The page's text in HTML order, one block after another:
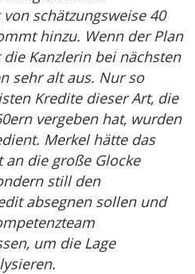
schätzungsweise 40
hinzu. Wenn der Plan
Kanzlerin bei nächsten
sehr alt aus. Nur so
Kredite dieser Art, die
vergeben hat, wurden
Merkel hätte das
an die große Glocke
still den
absegnen sollen und
um die Lage